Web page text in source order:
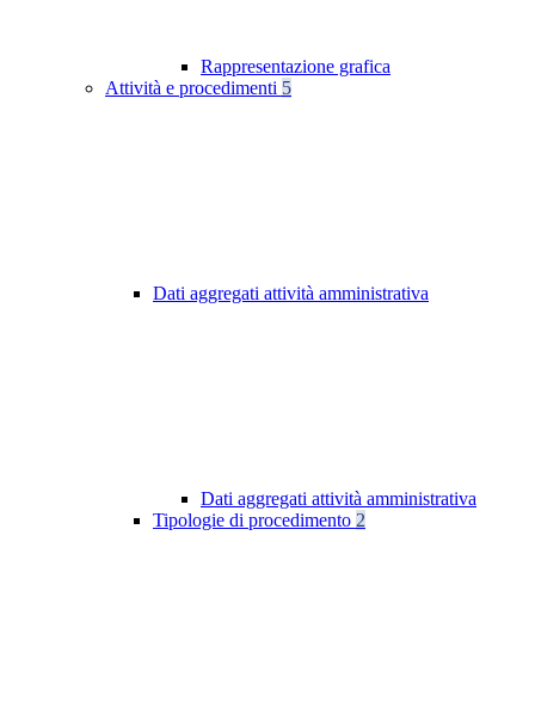
Rappresentazione grafica
Attività e procedimenti 5
Dati aggregati attività amministrativa
Dati aggregati attività amministrativa
Tipologie di procedimento 2